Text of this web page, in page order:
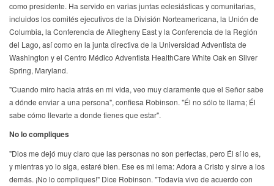
como presidente. Ha servido en varias juntas eclesiásticas y comunitarias,
incluidos los comités ejecutivos de la División Norteamericana, la Unión de
Columbia, la Conferencia de Allegheny East y la Conferencia de la Región
del Lago, así como en la junta directiva de la Universidad Adventista de
Washington y el Centro Médico Adventista HealthCare White Oak en Silver
Spring, Maryland.
"Cuando miro hacia atrás en mi vida, veo muy claramente que el Señor sabe
a dónde enviar a una persona", confiesa Robinson. "Él no sólo te llama; Él
sabe cómo llevarte a donde tienes que estar".
No lo compliques
"Dios me dejó muy claro que las personas no son perfectas, pero Él sí lo es,
y mientras yo lo siga, estaré bien. Ese es mi lema: Adora a Cristo y sirve a los
demás. ¡No lo compliques!" Dice Robinson. "Todavía vivo de acuerdo con